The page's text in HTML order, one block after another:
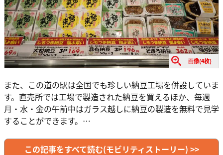
画像(4枚)
また、この道の駅は全国でも珍しい納豆工場を併設していま
す。直売所では工場で製造された納豆を買えるほか、毎週
月・水・金の午前中はガラス越しに納豆の製造を無料で見学
することができます。…
この記事をすべて読む(モビリティストーリー) >>